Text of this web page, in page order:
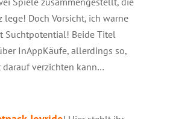
lege! Doch Vorsicht, ich warne
Suchtpotential! Beide Titel
InAppKäufe, allerdings so,
darauf verzichten kann…